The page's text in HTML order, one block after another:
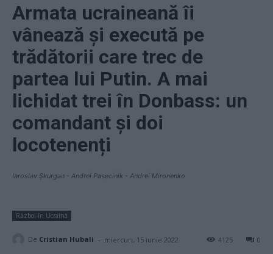
Armata ucraineană îi
vânează și execută pe
trădătorii care trec de
partea lui Putin. A mai
lichidat trei în Donbass: un
comandant și doi
locotenenți
Iaroslav Șkurgan - Andrei Pasecinik - Andrei Mironenko
Război în Ucraina
De Cristian Hubali - miercuri, 15 iunie 2022 0
4125